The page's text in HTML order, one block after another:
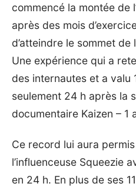
commencé la montée de
après des mois
d’atteindre le sommet de
Une expérience qui a
des internautes et a valu
seulement 24 h après la
documentaire Kaizen – 1
Ce record lui aura
l’influenceuse Squeezie
en 24 h. En plus de ses